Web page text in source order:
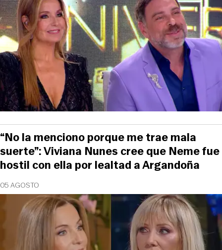
05 AGOSTO
“No la menciono porque me trae mala
suerte”: Viviana Nunes cree que Neme fue
hostil con ella por lealtad a Argandoña